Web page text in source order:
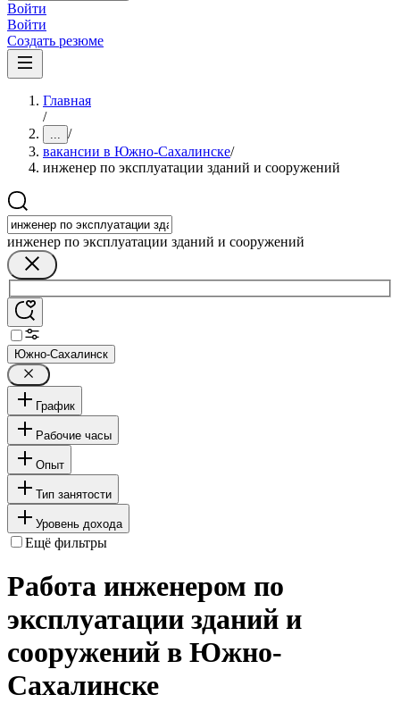
Войти
Войти
Создать резюме
Главная
/
... /
вакансии в Южно-Сахалинске/
инженер по эксплуатации зданий и сооружений
инженер по эксплуатации зданий и сооружений
Южно-Сахалинск
График
Рабочие часы
Опыт
Тип занятости
Уровень дохода
Ещё фильтры
Работа инженером по
эксплуатации зданий и
сооружений в Южно-
Сахалинске